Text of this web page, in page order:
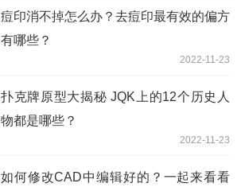
痘印消不掉怎么办？去痘印最有效的偏方
有哪些？
2022-11-23
扑克牌原型大揭秘 JQK上的12个历史人
物都是哪些？
2022-11-23
如何修改CAD中编辑好的？一起来看看